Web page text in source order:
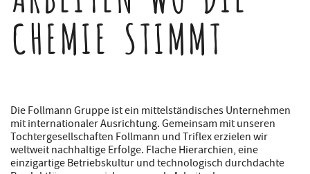
CHEMIE STIMMT
Die Follmann Gruppe ist ein mittelständisches Unternehmen
mit internationaler Ausrichtung. Gemeinsam mit unseren
Tochtergesellschaften Follmann und Triflex erzielen wir
weltweit nachhaltige Erfolge. Flache Hierarchien, eine
einzigartige Betriebskultur und technologisch durchdachte